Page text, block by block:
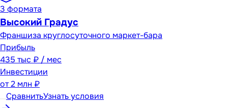
3 формата
Высокий Градус
Франшиза круглосуточного маркет-бара
Прибыль
435 тыс ₽ / мес
Инвестиции
от2 млн ₽
СравнитьУзнать условия